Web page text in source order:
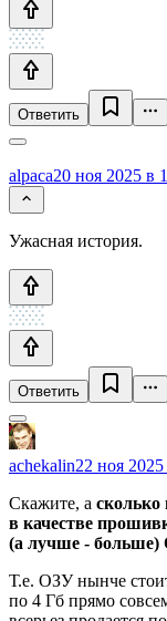
Ответить
alpaca20 ноя 2025 в
Ужасная история.
Ответить
achekalin22 ноя
Скажите, а сколько
в качестве
(а лучше - больше)
Т.е. ОЗУ нынче
по 4 Гб прямо